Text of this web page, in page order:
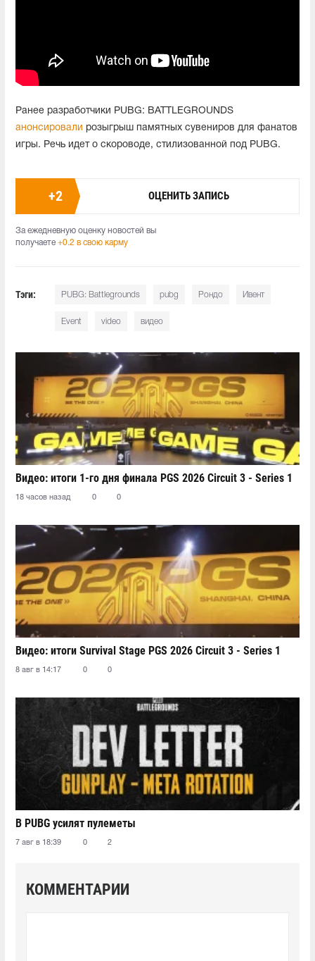
Ранее разработчики PUBG: BATTLEGROUNDS
анонсировали розыгрыш памятных сувениров для фанатов
игры. Речь идет о скороводе, стилизованной под PUBG.
+2 ОЦЕНИТЬ ЗАПИСЬ
За ежедневную оценку новостей вы
получаете +0.2 в свою карму
Тэги: PUBG: Battlegrounds pubg Рондо Ивент
Event video видео
Видео: итоги 1-го дня финала PGS 2026 Circuit 3 - Series 1
18 часов назад 0 0
Видео: итоги Survival Stage PGS 2026 Circuit 3 - Series 1
8 авг в 14:17 0 0
В PUBG усилят пулеметы
7 авг в 18:39 0 2
КОММЕНТАРИИ